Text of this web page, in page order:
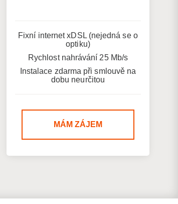
Fixní internet xDSL (nejedná se o
optiku)
Rychlost nahrávání 25 Mb/s
Instalace zdarma při smlouvě na
dobu neurčitou
MÁM ZÁJEM